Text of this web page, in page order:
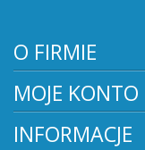
O FIRMIE
MOJE KONTO
INFORMACJE